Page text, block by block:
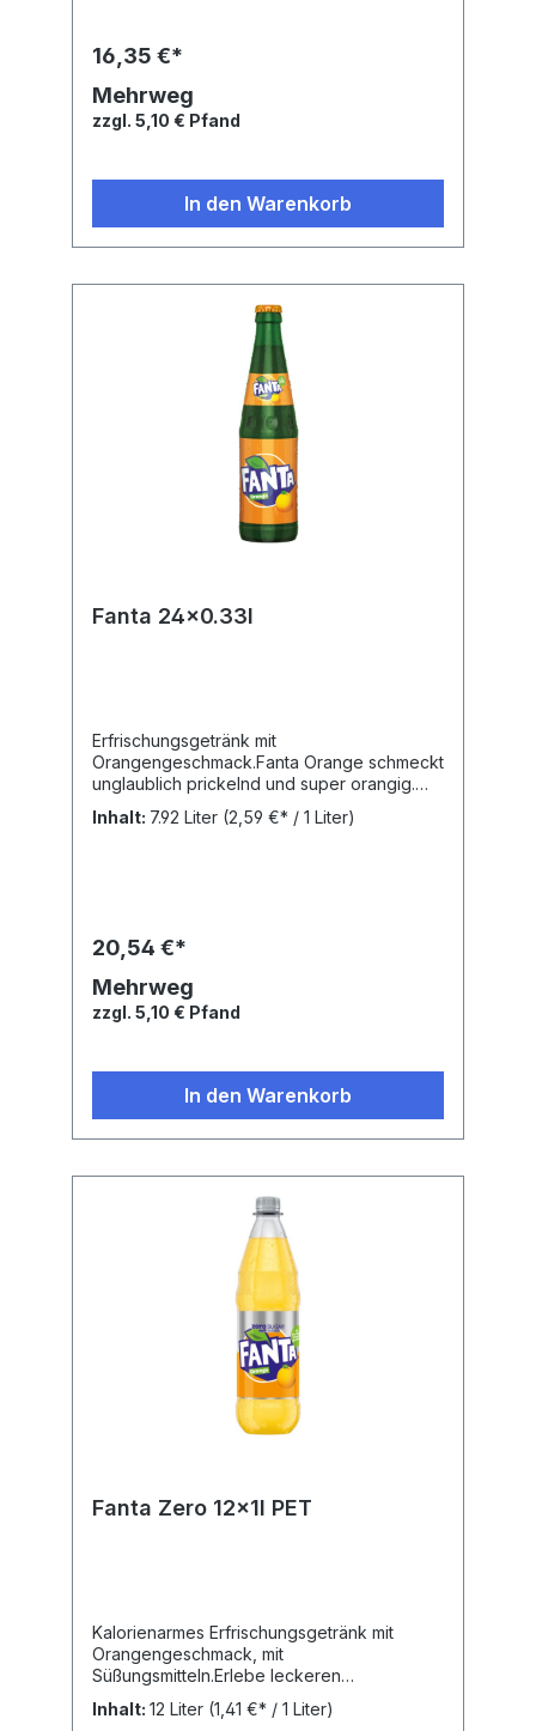
Orangenextrakt, natürliches Orangenaroma
mit anderen natürlichen Aromen,
AntioxidationsmittelAscorbinsäure,
Farbstoff Carotine,
16,35 €*
Mehrweg
zzgl. 5,10 € Pfand
In den Warenkorb
Fanta 24x0.33l
Erfrischungsgetränk mit
Orangengeschmack.Fanta Orange schmeckt
unglaublich prickelnd und super orangig.
Trinke Fanta. Lebe
bunter!Nährwertangaben: Brennwert: 163.3
Orangenextrakt, natürliches Orangenaroma
mit anderen natürlichen Aromen,
AntioxidationsmittelAscorbinsäure,
Farbstoff Carotine,
Inhalt: 7.92 Liter (2,59 €* / 1 Liter)
20,54 €*
Mehrweg
zzgl. 5,10 € Pfand
In den Warenkorb
Fanta Zero 12x1l PET
Kalorienarmes Erfrischungsgetränk mit
Orangengeschmack, mit
Süßungsmitteln.Erlebe leckeren
Fruchtgeschmack von Fanta Orange Zero
ohne Zucker.Nährwertangaben: Brennwert:
Inhalt: 12 Liter (1,41 €* / 1 Liter)